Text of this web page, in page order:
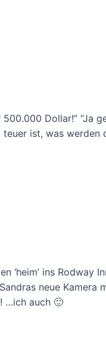
Dollar!” “Ja
ist, was werden
‘heim’ ins Rodway
neue Kamera
…ich auch 🙂